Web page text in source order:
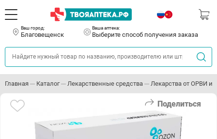
Ваш город:
Благовещенск
Ваша аптека:
Выберите способ получения заказа
Главная Каталог Лекарственные средства Лекарства от ОРВИ и
Поделиться